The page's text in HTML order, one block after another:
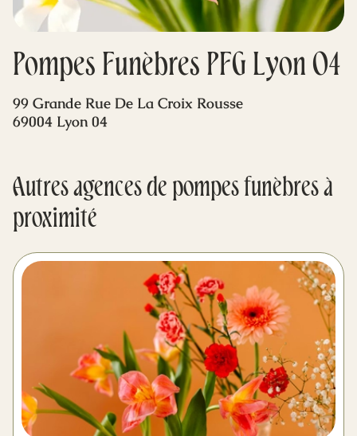
Blog
Pompes Funèbres PFG Lyon 04
99 Grande Rue De La Croix Rousse
69004 Lyon 04
Autres agences de pompes funèbres à
proximité